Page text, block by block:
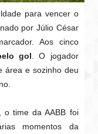
para vencer o
por Júlio César
Aos cinco
gol . O jogador
área e sozinho deu
o time da AABB foi
momentos da